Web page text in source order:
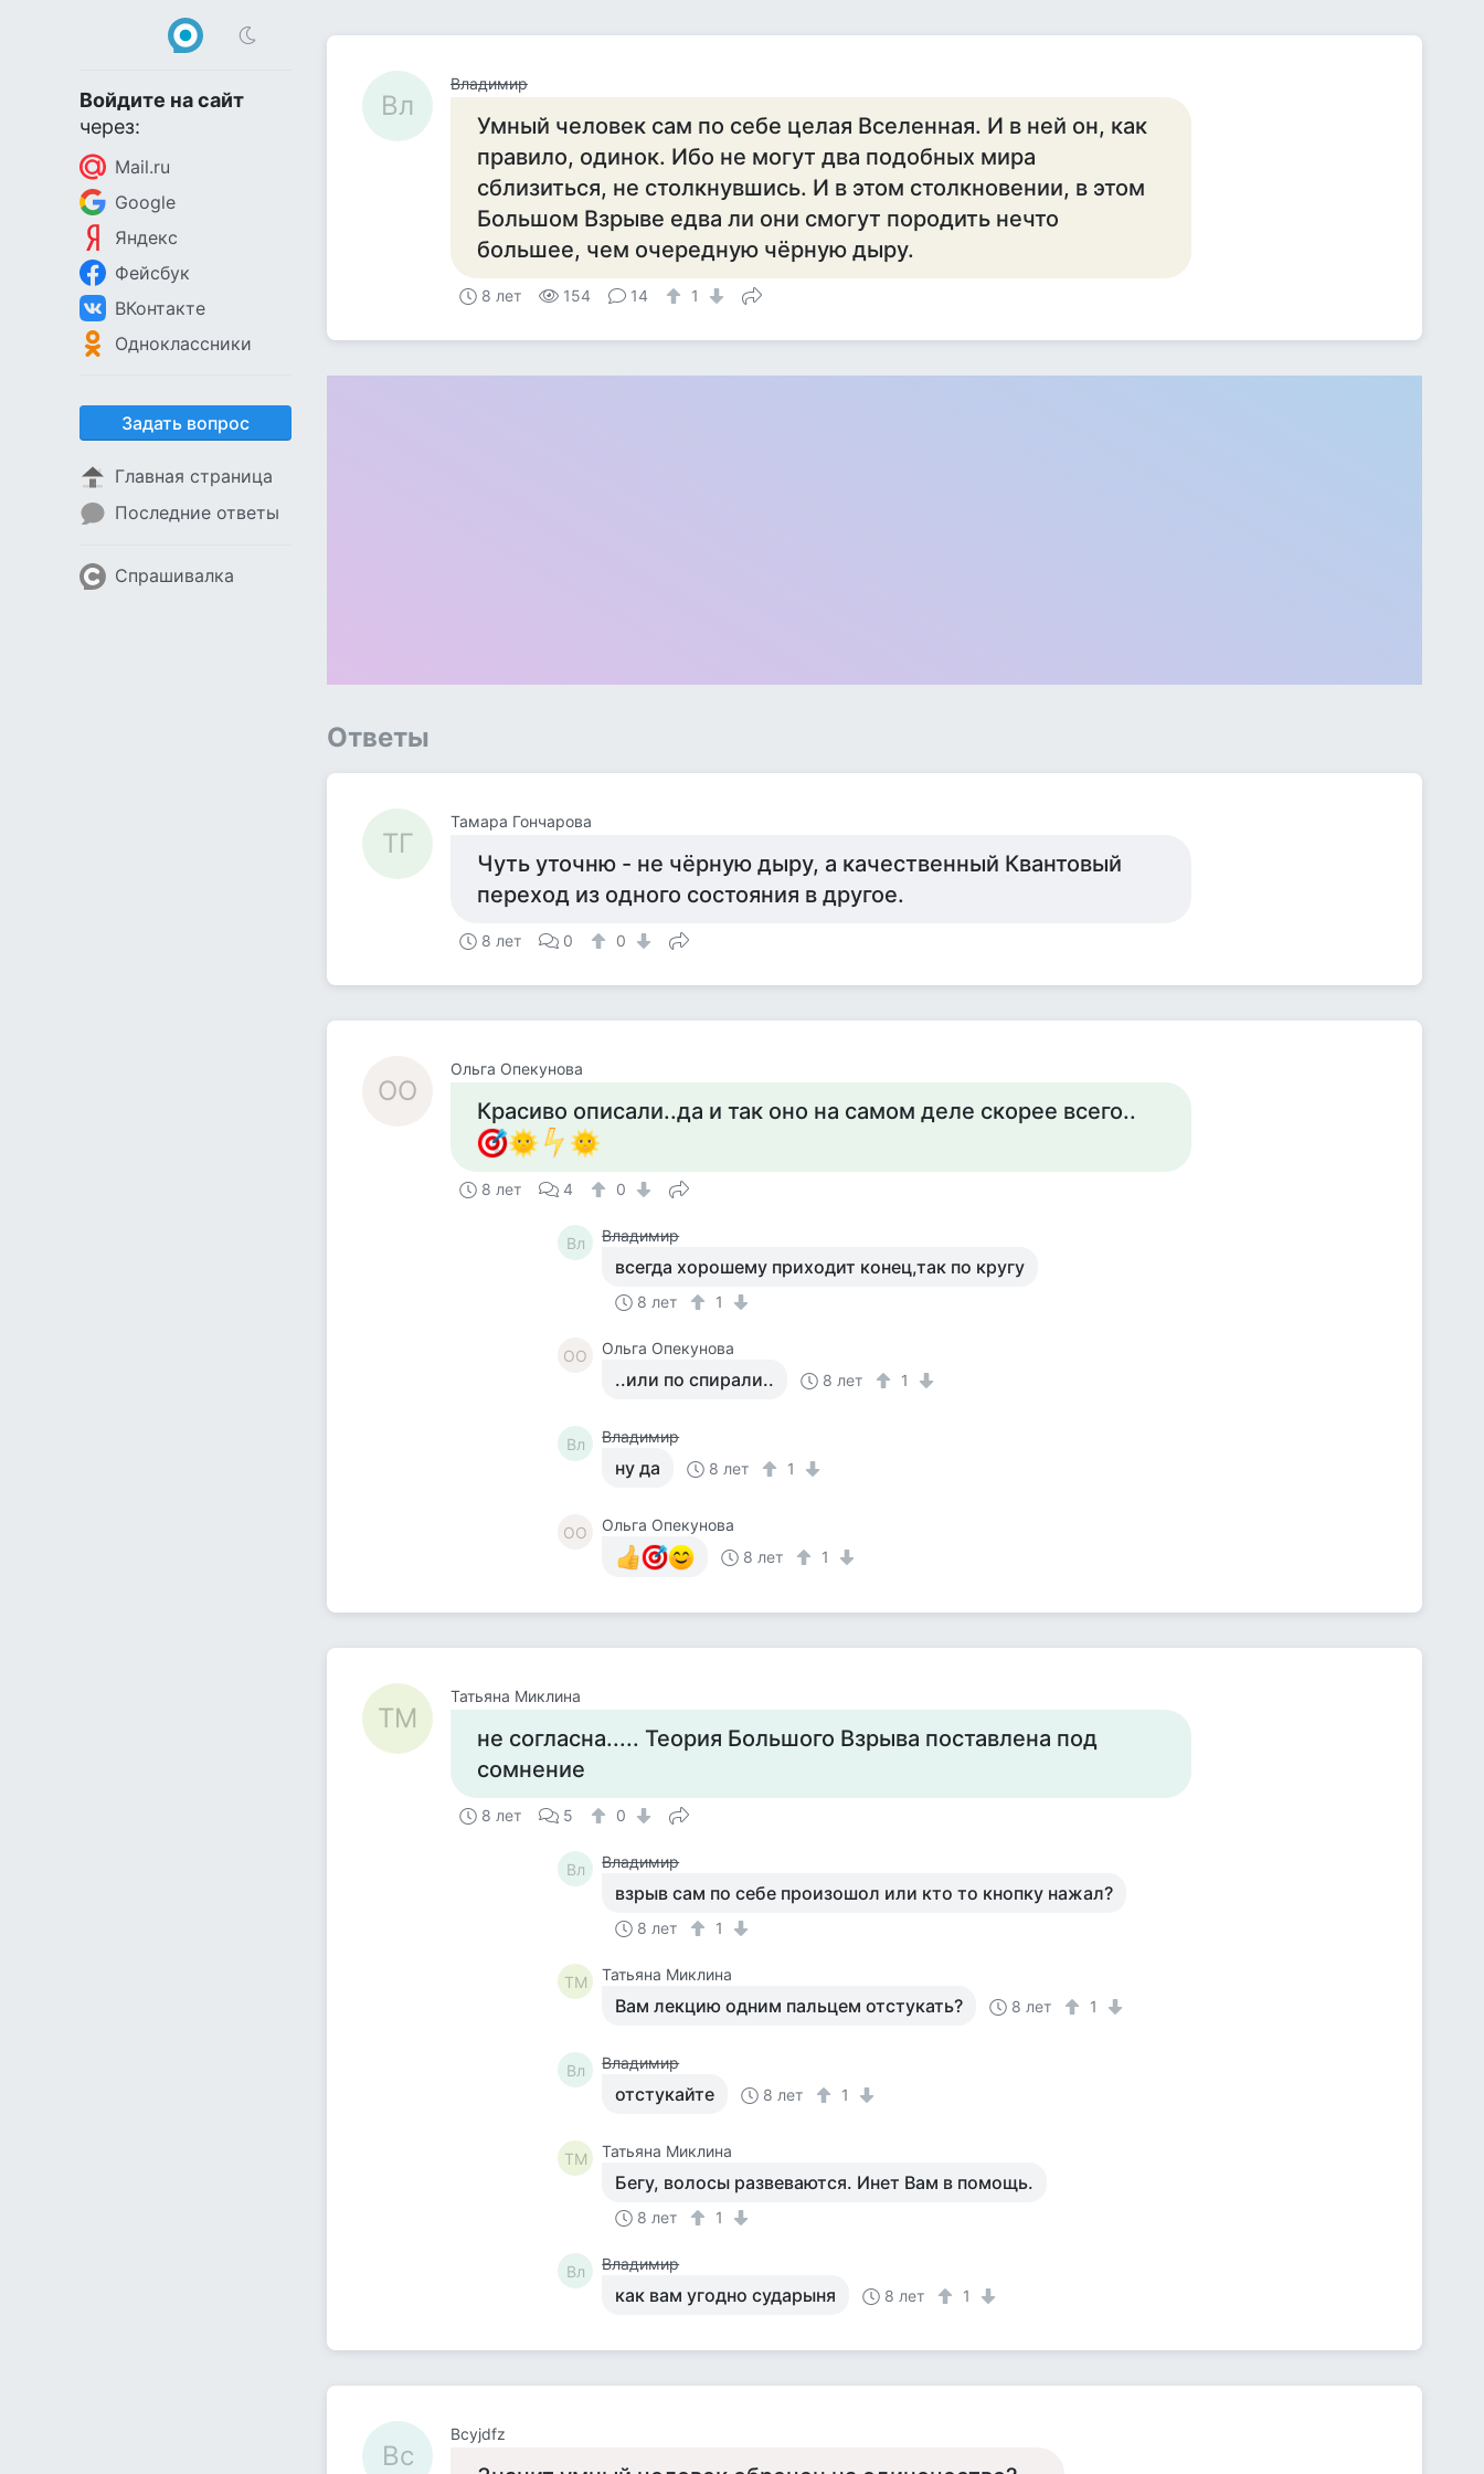
Войдите на сайт
через:
Mail.ru
Google
Яндекс
Фейсбук
ВКонтакте
Одноклассники
Задать вопрос
Главная страница
Последние ответы
Спрашивалка
Вл
Владимир
Умный человек сам по себе целая Вселенная. И в ней он, как
правило, одинок. Ибо не могут два подобных мира
сблизиться, не столкнувшись. И в этом столкновении, в этом
Большом Взрыве едва ли они смогут породить нечто
большее, чем очередную чёрную дыру.
8 лет 154 14 1
Ответы
ТГ
Тамара Гончарова
Чуть уточню - не чёрную дыру, а качественный Квантовый
переход из одного состояния в другое.
8 лет 0 0
ОО
Ольга Опекунова
Красиво описали..да и так оно на самом деле скорее всего..
8 лет 4 0
Вл Владимир
всегда хорошему приходит конец,так по кругу
8 лет 1
ОО Ольга Опекунова
..или по спирали.. 8 лет 1
Вл Владимир
ну да 8 лет 1
ОО
Ольга Опекунова
8 лет
1
ТМ
Татьяна Миклина
не согласна..... Теория Большого Взрыва поставлена под
сомнение
8 лет 5 0
Вл Владимир
взрыв сам по себе произошол или кто то кнопку нажал?
8 лет 1
ТМ Татьяна Миклина
Вам лекцию одним пальцем отстукать? 8 лет 1
Вл Владимир
отстукайте 8 лет 1
ТМ Татьяна Миклина
Бегу, волосы развеваются. Инет Вам в помощь.
8 лет 1
Вл Владимир
как вам угодно сударыня 8 лет 1
Bc
Bcyjdfz